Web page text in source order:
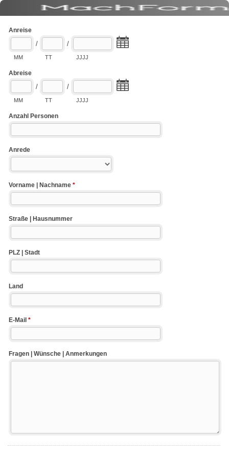
Anreise
/
MM
/
TT JJJJ
Abreise
/
MM
/
TT JJJJ
Anzahl Personen
Anrede
Vorname | Nachname *
Straße | Hausnummer
PLZ | Stadt
Land
E-Mail *
Fragen | Wünsche | Anmerkungen